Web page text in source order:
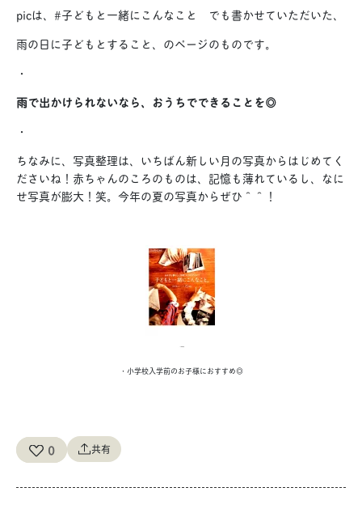
picは、#子どもと一緒にこんなこと でも書かせていただいた、
雨の日に子どもとすること、のページのものです。
・
雨で出かけられないなら、おうちでできることを◎
・
ちなみに、写真整理は、いちばん新しい月の写真からはじめてく
ださいね！赤ちゃんのころのものは、記憶も薄れているし、なに
せ写真が膨大！笑。今年の夏の写真からぜひ＾＾！
・小学校入学前のお子様におすすめ◎
0 共有